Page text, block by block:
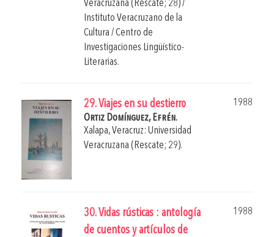
Veracruzana (Rescate; 28) /
Instituto Veracruzano de la
Cultura / Centro de
Investigaciones Lingüístico-
Literarias.
29. Viajes en su destierro
1988
Ortiz Domínguez, Efrén.
Xalapa, Veracruz: Universidad
Veracruzana (Rescate; 29).
30. Vidas rústicas : antología
de cuentos y artículos de
1988